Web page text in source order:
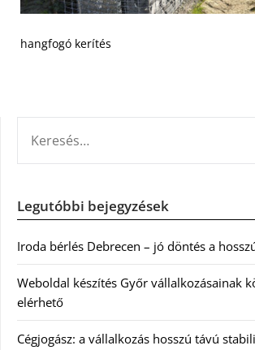
hangfogó kerítés
Legutóbbi bejegyzések
Iroda bérlés Debrecen – jó döntés a
Weboldal készítés Győr vállalkozásainak
elérhető
Cégjogász: a vállalkozás hosszú távú